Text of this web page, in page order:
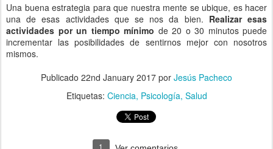
Una buena estrategia para que nuestra mente se ubique, es hacer
una de esas actividades que se nos da bien. Realizar esas
actividades por un tiempo mínimo de 20 o 30 minutos puede
incrementar las posibilidades de sentirnos mejor con nosotros
mismos.
Publicado 22nd January 2017 por Jesús Pacheco
Etiquetas: Ciencia Psicología Salud
1